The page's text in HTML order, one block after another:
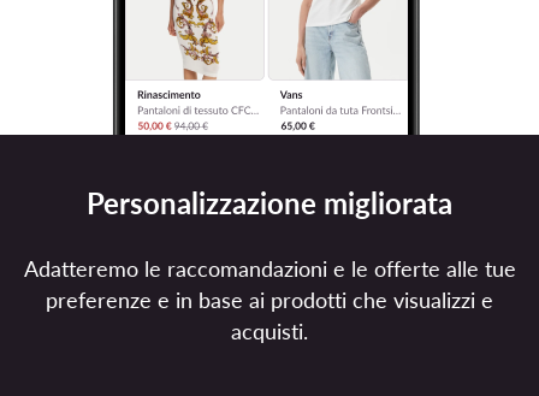
Personalizzazione migliorata
Adatteremo le raccomandazioni e le offerte alle tue
preferenze e in base ai prodotti che visualizzi e
acquisti.